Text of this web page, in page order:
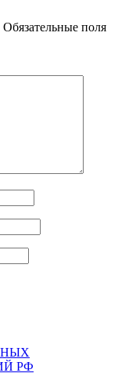
Обязательные поля